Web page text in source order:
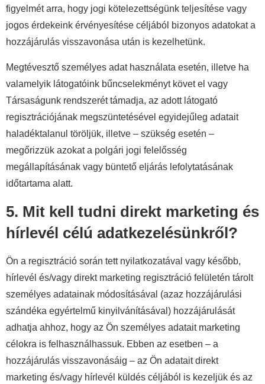
figyelmét arra, hogy jogi kötelezettségünk teljesítése vagy
jogos érdekeink érvényesítése céljából bizonyos adatokat a
hozzájárulás visszavonása után is kezelhetünk.
Megtévesztő személyes adat használata esetén, illetve ha
valamelyik látogatóink bűncselekményt követ el vagy
Társaságunk rendszerét támadja, az adott látogató
regisztrációjának megszüntetésével egyidejűleg adatait
haladéktalanul töröljük, illetve – szükség esetén –
megőrizzük azokat a polgári jogi felelősség
megállapításának vagy büntető eljárás lefolytatásának
időtartama alatt.
5. Mit kell tudni direkt marketing és
hírlevél célú adatkezelésünkről?
Ön a regisztráció során tett nyilatkozatával vagy később,
hírlevél és/vagy direkt marketing regisztráció felületén tárolt
személyes adatainak módosításával (azaz hozzájárulási
szándéka egyértelmű kinyilvánításával) hozzájárulását
adhatja ahhoz, hogy az Ön személyes adatait marketing
célokra is felhasználhassuk. Ebben az esetben – a
hozzájárulás visszavonásáig – az Ön adatait direkt
marketing és/vagy hírlevél küldés céljából is kezeljük és az